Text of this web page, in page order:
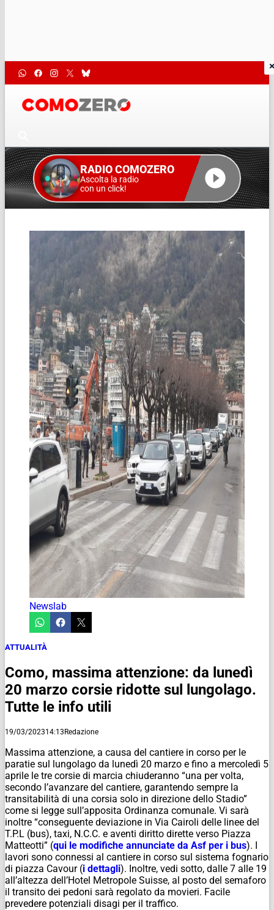
RADIO COMOZERO
Ascolta la radio
con un click!
Newslab
ATTUALITÀ
Como, massima attenzione: da lunedì
20 marzo corsie ridotte sul lungolago.
Tutte le info utili
19/03/202314:13Redazione
Massima attenzione, a causa del cantiere in corso per le
paratie sul lungolago da lunedì 20 marzo e fino a mercoledì 5
aprile le tre corsie di marcia chiuderanno “una per volta,
secondo l’avanzare del cantiere, garantendo sempre la
transitabilità di una corsia solo in direzione dello Stadio”
come si legge sull’apposita Ordinanza comunale. Vi sarà
inoltre “conseguente deviazione in Via Cairoli delle linee del
T.P.L (bus), taxi, N.C.C. e aventi diritto dirette verso Piazza
Matteotti” (qui le modifiche annunciate da Asf per i bus). I
lavori sono connessi al cantiere in corso sul sistema fognario
di piazza Cavour (i dettagli). Inoltre, vedi sotto, dalle 7 alle 19
all’altezza dell’Hotel Metropole Suisse, al posto del semaforo
il transito dei pedoni sarà regolato da movieri. Facile
prevedere potenziali disagi per il traffico.